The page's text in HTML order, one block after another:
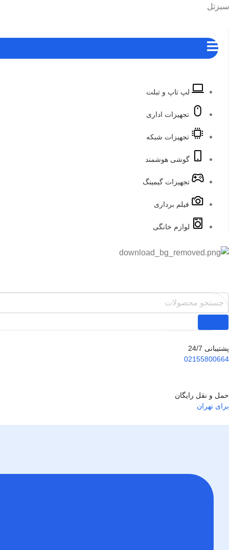
پرش
سبزتل
لپ تاپ و تبلت
تجهیزات اداری
تجهیزات شبکه
گوشی هوشمند
تجهیزات گیمینگ
فیلم برداری
لوازم خانگی
پشتیبانی 24/7
02155800664
حمل و نقل رایگان
برای تهران
فهرست